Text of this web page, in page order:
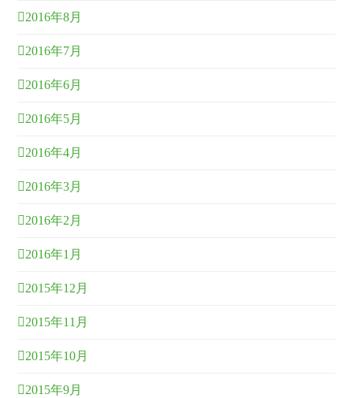
2016年8月
2016年7月
2016年6月
2016年5月
2016年4月
2016年3月
2016年2月
2016年1月
2015年12月
2015年11月
2015年10月
2015年9月